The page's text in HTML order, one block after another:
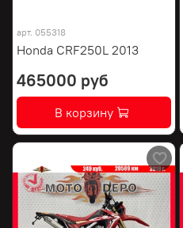
арт. 055318
Honda CRF250L 2013
465000 руб
В корзину